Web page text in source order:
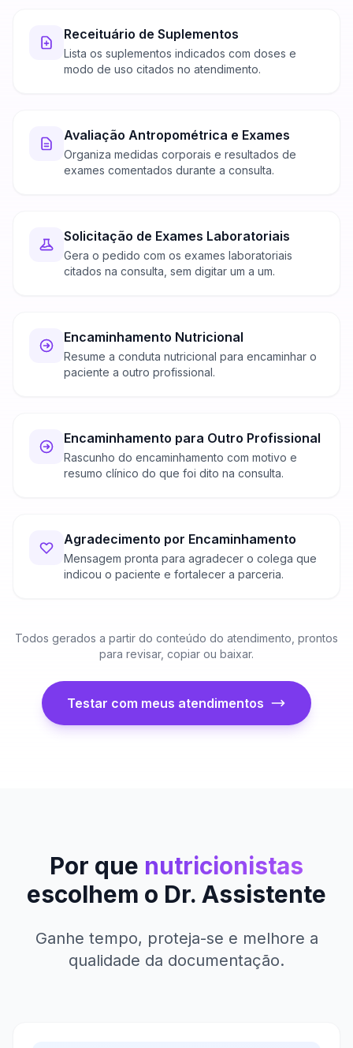
Receituário de Suplementos
Lista os suplementos indicados com doses e
modo de uso citados no atendimento.
Avaliação Antropométrica e Exames
Organiza medidas corporais e resultados de
exames comentados durante a consulta.
Solicitação de Exames Laboratoriais
Gera o pedido com os exames laboratoriais
citados na consulta, sem digitar um a um.
Encaminhamento Nutricional
Resume a conduta nutricional para encaminhar o
paciente a outro profissional.
Encaminhamento para Outro Profissional
Rascunho do encaminhamento com motivo e
resumo clínico do que foi dito na consulta.
Agradecimento por Encaminhamento
Mensagem pronta para agradecer o colega que
indicou o paciente e fortalecer a parceria.
Todos gerados a partir do conteúdo do atendimento, prontos
para revisar, copiar ou baixar.
Testar com meus atendimentos
Por que nutricionistas
escolhem o Dr. Assistente
Ganhe tempo, proteja-se e melhore a
qualidade da documentação.